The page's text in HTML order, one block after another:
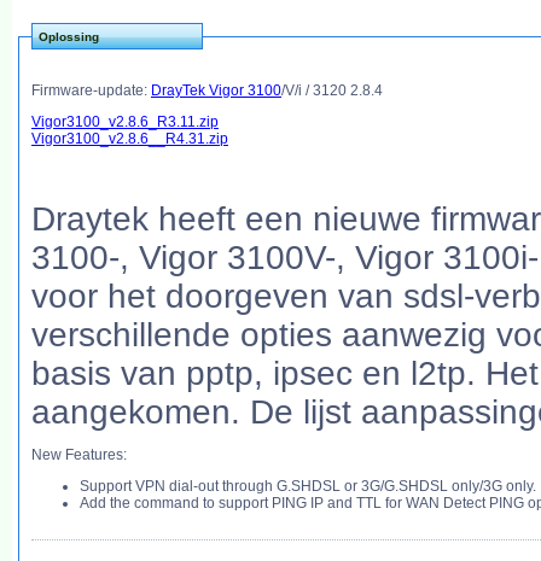
Oplossing
Firmware-update: DrayTek Vigor 3100/V/i / 3120 2.8.4
Vigor3100_v2.8.6_R3.11.zip
Vigor3100_v2.8.6__R4.31.zip
Draytek heeft een nieuwe
3100-, Vigor 3100V-, Vigor
voor het doorgeven van sdsl-
verschillende opties aanwezig
basis van pptp, ipsec en l2tp.
aangekomen. De lijst
New Features:
Support VPN dial-out through G.SHDSL or 3G/G.SHDSL only/3G only.
Add the command to support PING IP and TTL for WAN Detect PING